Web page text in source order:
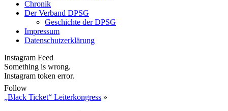
Chronik
Der Verband DPSG
Geschichte der DPSG
Impressum
Datenschutzerklärung
Instagram Feed
Something is wrong.
Instagram token error.
Follow
„Black Ticket“ Leiterkongress »